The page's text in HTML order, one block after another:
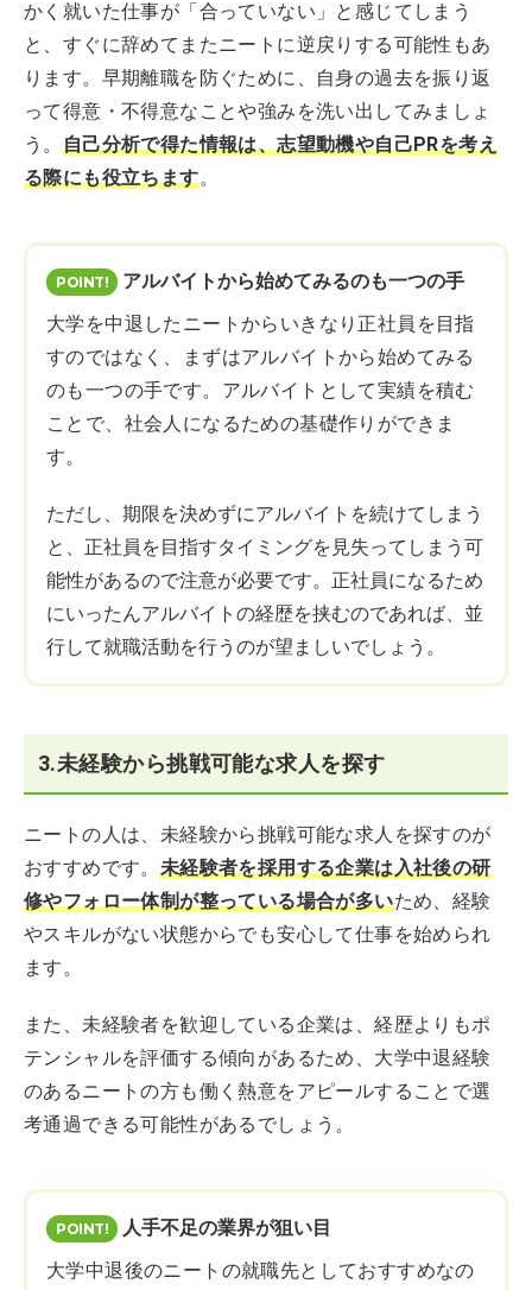
かく就いた仕事が「合っていない」と感じてしまう
と、すぐに辞めてまたニートに逆戻りする可能性もあ
ります。早期離職を防ぐために、自身の過去を振り返
って得意・不得意なことや強みを洗い出してみましょ
う。
自己分析で得た情報は、志望動機や自己PRを考え
る際にも役立ちます。
アルバイトから始めてみるのも一つの手
大学を中退したニートからいきなり正社員を目指
すのではなく、まずはアルバイトから始めてみる
のも一つの手です。アルバイトとして実績を積む
ことで、社会人になるための基礎作りができま
す。
ただし、期限を決めずにアルバイトを続けてしまう
と、正社員を目指すタイミングを見失ってしまう可
能性があるので注意が必要です。正社員になるため
にいったんアルバイトの経歴を挟むのであれば、並
行して就職活動を行うのが望ましいでしょう。
3.未経験から挑戦可能な求人を探す
ニートの人は、未経験から挑戦可能な求人を探すのが
おすすめです。 未経験者を採用する企業は入社後の研
修やフォロー体制が整っている場合が多いため、経験
やスキルがない状態からでも安心して仕事を始められ
ます。
また、未経験者を歓迎している企業は、経歴よりもポ
テンシャルを評価する傾向があるため、大学中退経験
のあるニートの方も働く熱意をアピールすることで選
考通過できる可能性があるでしょう。
人手不足の業界が狙い目
大学中退後のニートの就職先としておすすめなの